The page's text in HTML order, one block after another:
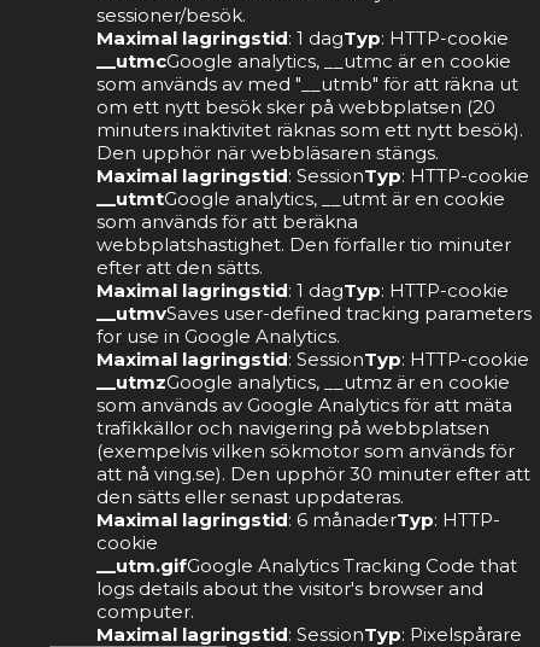
sessioner/besök.
Maximal lagringstid: 1 dagTyp: HTTP-cookie
__utmcGoogle analytics, __utmc är en cookie
som används av med "__utmb" för att räkna ut
om ett nytt besök sker på webbplatsen (20
minuters inaktivitet räknas som ett nytt besök).
Den upphör när webbläsaren stängs.
Maximal lagringstid: SessionTyp: HTTP-cookie
__utmtGoogle analytics, __utmt är en cookie
som används för att beräkna
webbplatshastighet. Den förfaller tio minuter
efter att den sätts.
Maximal lagringstid: 1 dagTyp: HTTP-cookie
__utmvSaves user-defined tracking parameters
for use in Google Analytics.
Maximal lagringstid: SessionTyp: HTTP-cookie
__utmzGoogle analytics, __utmz är en cookie
som används av Google Analytics för att mäta
trafikkällor och navigering på webbplatsen
(exempelvis vilken sökmotor som används för
att nå ving.se). Den upphör 30 minuter efter att
den sätts eller senast uppdateras.
Maximal lagringstid: 6 månaderTyp: HTTP-
cookie
__utm.gifGoogle Analytics Tracking Code that
logs details about the visitor's browser and
computer.
Maximal lagringstid: SessionTyp: Pixelspårare